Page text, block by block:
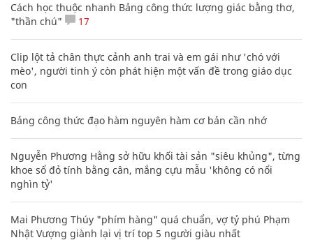
Cách học thuộc nhanh Bảng công thức lượng giác bằng thơ,
"thần chú"
17
Clip lột tả chân thực cảnh anh trai và em gái như 'chó với
mèo', người tinh ý còn phát hiện một vấn đề trong giáo dục
con
Bảng công thức đạo hàm nguyên hàm cơ bản cần nhớ
Nguyễn Phương Hằng sở hữu khối tài sản "siêu khủng", từng
khoe sổ đỏ tính bằng cân, mắng cựu mẫu 'không có nổi
nghìn tỷ'
Mai Phương Thúy "phím hàng" quá chuẩn, vợ tỷ phú Phạm
Nhật Vượng giành lại vị trí top 5 người giàu nhất